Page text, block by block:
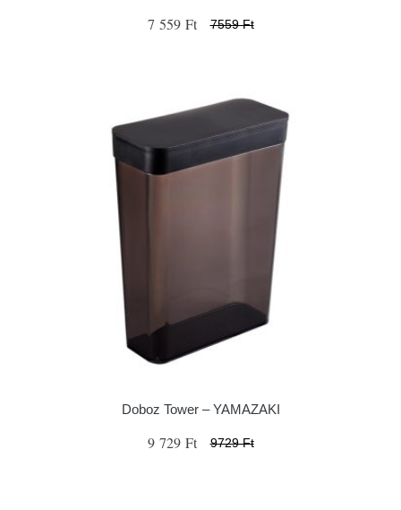
7 559 Ft 7559 Ft
Doboz Tower – YAMAZAKI
9 729 Ft 9729 Ft